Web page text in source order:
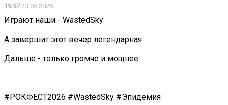
19:5723.05.2026
Играют наши - WastedSky
А завершит этот вечер легендарная
Дальше - только громче и мощнее
#РОКФЕСТ2026 #WastedSky #Эпидемия